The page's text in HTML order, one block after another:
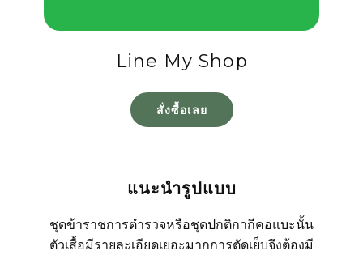
Line My Shop
สั่งซื้อเลย
แนะนำรูปแบบ
ชุดข้าราชการตำรวจหรือชุดปกติกากีคอแบะนั้น
ตัวเสื้อมีรายละเอียดเยอะมากการตัดเย็บจึงต้องมี